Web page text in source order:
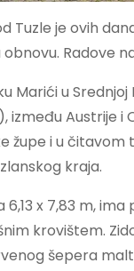
Tuzle je ovih
Radove
Marići u
između Austrije
župe i u
kraja.
x 7,83 m,
krovištem.
šepera